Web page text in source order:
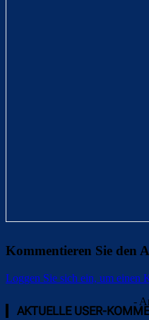
Kommentieren Sie den
Loggen Sie sich ein, um einen